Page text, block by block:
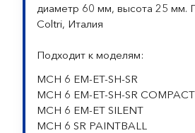
диаметр 60 мм, высота 25 мм.
Coltri, Италия
Подходит к моделям:
MCH 6 EM-ET-SH-SR
MCH 6 EM-ET-SH-SR COMPACT
MCH 6 EM-ET SILENT
MCH 6 SR PAINTBALL